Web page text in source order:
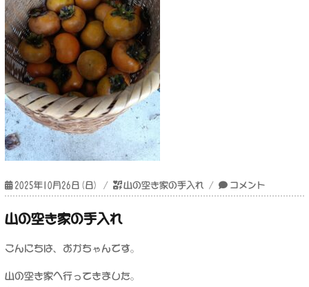
投
稿
日:
2025年10月26日(日)
カ
テ
ー
山の空き家の手入れ
久
し
コメント
山の空き家の手入れ
こんにちは、おかちゃんです。
山の空き家へ行ってきました。